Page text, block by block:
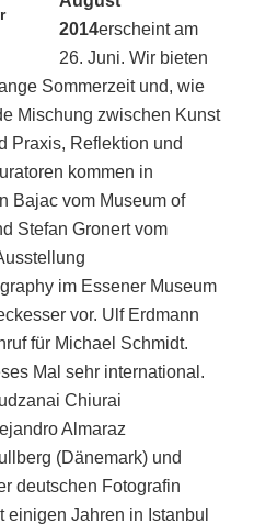
2014erscheint am
26. Juni. Wir bieten
Sommerzeit und, wie
Mischung zwischen Kunst
Praxis, Reflektion und
kommen in
Bajac vom Museum of
Stefan Gronert vom
im Essener Museum
vor. Ulf Erdmann
für Michael Schmidt.
Mal sehr international.
Chiurai
Almaraz
(Dänemark) und
deutschen Fotografin
Jahren in Istanbul